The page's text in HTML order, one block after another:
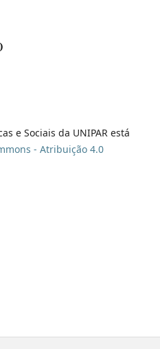
e Sociais da UNIPAR está
- Atribuição 4.0